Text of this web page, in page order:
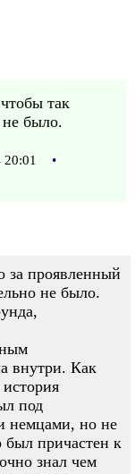
так
не было.
20:01
•
за проявленный
не было.
внутри. Как
под
немцами, но не
был причастен к
знал чем